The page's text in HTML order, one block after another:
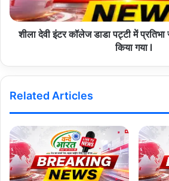
शीला देवी इंटर कॉलेज डाडा पट्टी में
किया गया l
Related Articles